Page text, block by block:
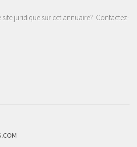
juridique sur cet annuaire? Contactez-